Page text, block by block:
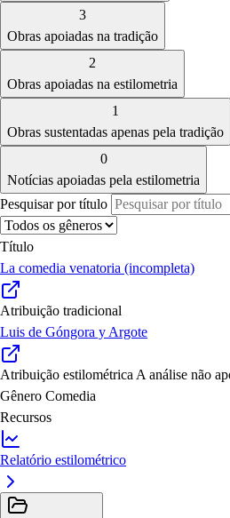
3
Obras apoiadas na tradição
2
Obras apoiadas na estilometria
1
Obras sustentadas apenas pela tradição
0
Notícias apoiadas pela estilometria
Pesquisar por título
Título
La comedia venatoria (incompleta)
Atribuição tradicional
Luis de Góngora y Argote
Atribuição estilométrica A análise não
Gênero Comedia
Recursos
Relatório estilométrico